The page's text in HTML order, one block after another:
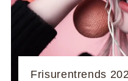
Frisurentrends